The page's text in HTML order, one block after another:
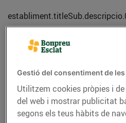
Telèfon
Gestió del consentiment de
Utilitzem cookies pròpies i de
del web i mostrar publicitat
segons els teus hàbits de